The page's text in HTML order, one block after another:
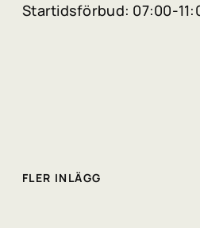
Startidsförbud: 07:00-
FLER INLÄGG